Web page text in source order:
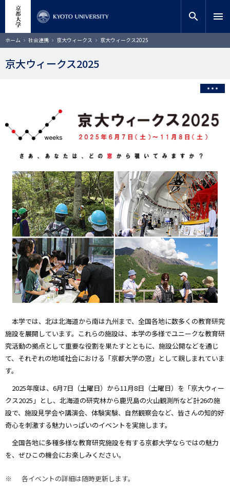
コ
ン
ン
サイト内検索 search menu
ホーム 社会連携 京大ウィークス 京大ウィークス2025
京大ウィークス2025
本学では、北は北海道から南は九州まで、全国各地に数多くの教育研究
施設を展開しています。これらの施設は、本学の多様でユニークな教育研
究活動の拠点として重要な役割を果たすとともに、施設公開などを通じ
て、それぞれの地域社会における「京都大学の窓」として親しまれていま
す。
2025年度は、6月7日（土曜日）から11月8日（土曜日）を「京大ウィー
クス2025」とし、北海道の研究林から鹿児島の火山観測所など計26の施
設で、施設見学会や講演会、体験実験、自然観察会など、皆さんの知的好
奇心を刺激する魅力いっぱいのイベントを実施します。
全国各地に多種多様な教育研究施設を有する京都大学ならではの魅力
を、ぜひこの機会にお楽しみください。
各イベントの詳細は随時更新します。